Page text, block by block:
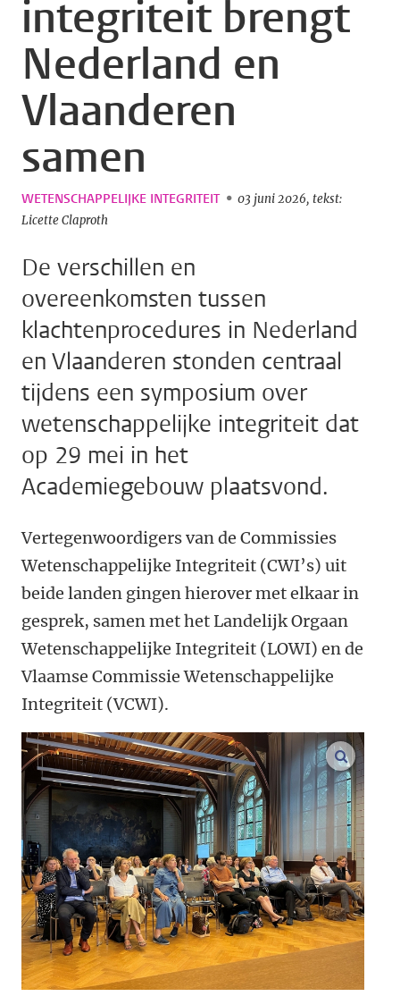
integriteit brengt
Nederland en
Vlaanderen
samen
WETENSCHAPPELIJKE INTEGRITEIT 03 juni 2026 tekst:
Licette Claproth
De verschillen en
overeenkomsten tussen
klachtenprocedures in Nederland
en Vlaanderen stonden centraal
tijdens een symposium over
wetenschappelijke integriteit dat
op 29 mei in het
Academiegebouw plaatsvond.
Vertegenwoordigers van de Commissies
Wetenschappelijke Integriteit (CWI’s) uit
beide landen gingen hierover met elkaar in
gesprek, samen met het Landelijk Orgaan
Wetenschappelijke Integriteit (LOWI) en de
Vlaamse Commissie Wetenschappelijke
Integriteit (VCWI).